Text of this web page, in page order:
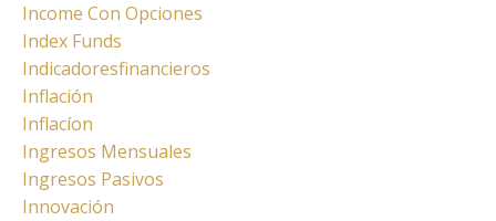
Income Con Opciones
Index Funds
Indicadoresfinancieros
Inflación
Inflacíon
Ingresos Mensuales
Ingresos Pasivos
Innovación